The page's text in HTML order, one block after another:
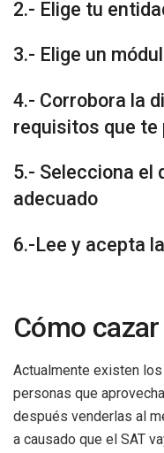
2.- Elige tu
3.- Elige un
4.- Corrobora la
requisitos que te
5.- Selecciona el
adecuado
6.-Lee y acepta
Cómo
Actualmente existen
personas que
después venderlas al
a causado que el SAT